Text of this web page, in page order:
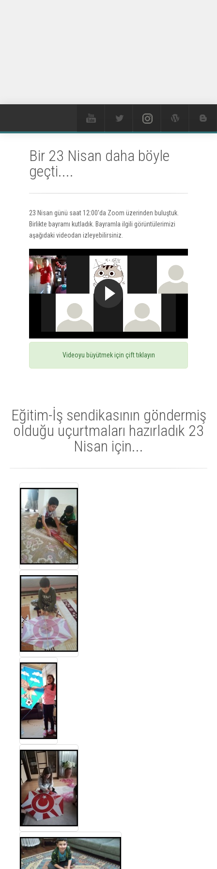
Bir 23 Nisan daha böyle
geçti....
23 Nisan günü saat 12:00'da Zoom üzerinden buluştuk.
Birlikte bayramı kutladık. Bayramla ilgili görüntülerimizi
aşağıdaki videodan izleyebilirsiniz.
Videoyu büyütmek için çift tıklayın
Eğitim-İş sendikasının göndermiş
olduğu uçurtmaları hazırladık 23
Nisan için...